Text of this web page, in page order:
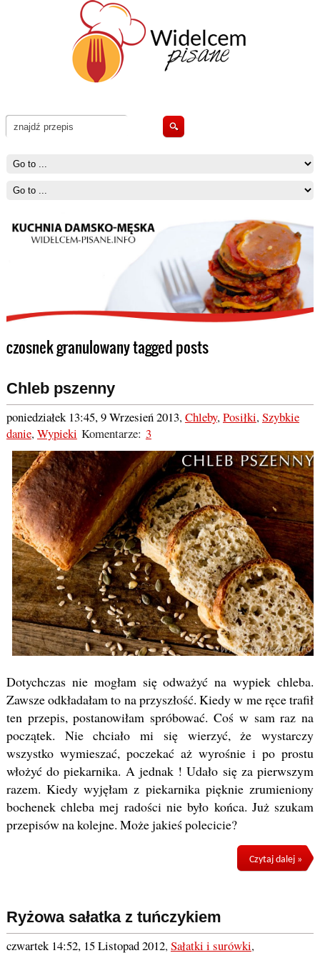
czosnek granulowany tagged posts
Chleb pszenny
poniedziałek 13:45, 9 Wrzesień 2013,Chleby,Posiłki,Szybkie
danie,Wypieki Komentarze: 3
Dotychczas nie mogłam się odważyć na wypiek chleba.
Zawsze odkładałam to na przyszłość. Kiedy w me ręce trafił
ten przepis, postanowiłam spróbować. Coś w sam raz na
początek. Nie chciało mi się wierzyć, że wystarczy
wszystko wymieszać, poczekać aż wyrośnie i po prostu
włożyć do piekarnika. A jednak ! Udało się za pierwszym
razem. Kiedy wyjęłam z piekarnika pięknie zrumieniony
bochenek chleba mej radości nie było końca. Już szukam
przepisów na kolejne. Może jakieś polecicie?
Czytaj dalej »
Ryżowa sałatka z tuńczykiem
czwartek 14:52, 15 Listopad 2012,Sałatki i surówki,